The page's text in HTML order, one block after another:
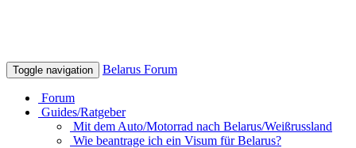
Toggle navigation Belarus Forum
Forum
Guides/Ratgeber
Mit dem Auto/Motorrad nach Belarus/Weißrussland
Wie beantrage ich ein Visum für Belarus?